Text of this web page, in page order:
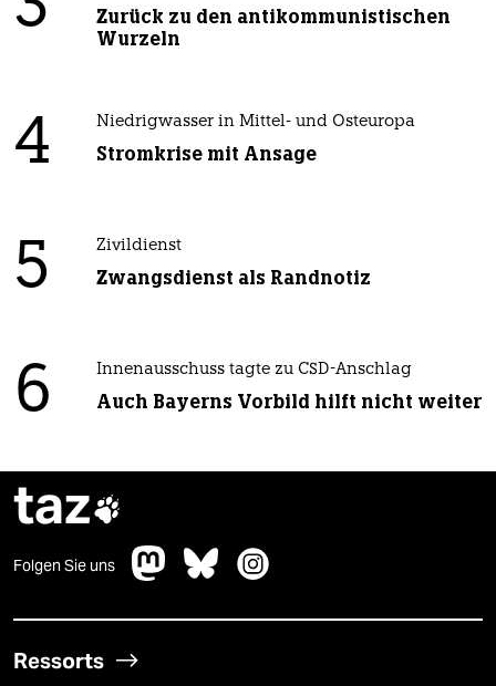
Zurück zu den antikommunistischen
Wurzeln
4 Niedrigwasser in Mittel- und Osteuropa
Stromkrise mit Ansage
5 Zivildienst
Zwangsdienst als Randnotiz
6 Innenausschuss tagte zu CSD-Anschlag
Auch Bayerns Vorbild hilft nicht weiter
taz
Folgen Sie uns
Ressorts